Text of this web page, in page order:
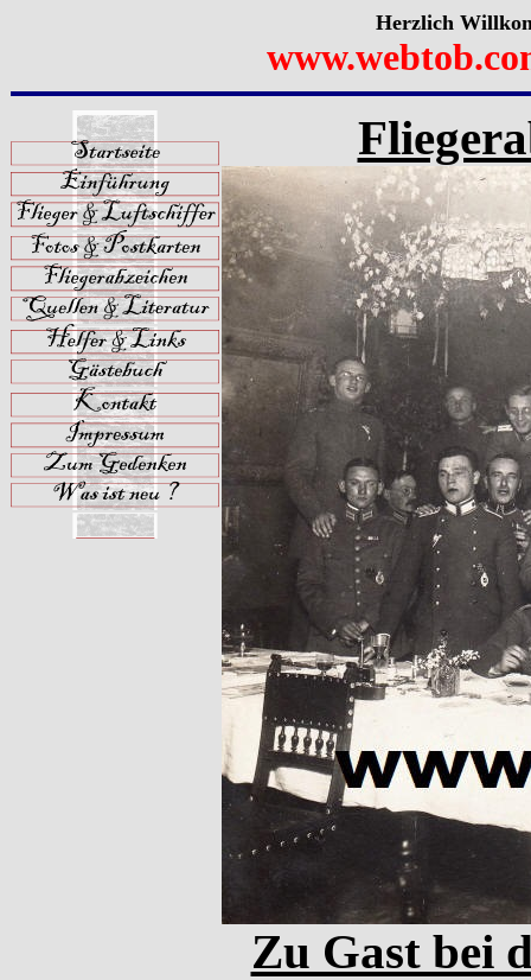
Herzlich
Zu Gast bei